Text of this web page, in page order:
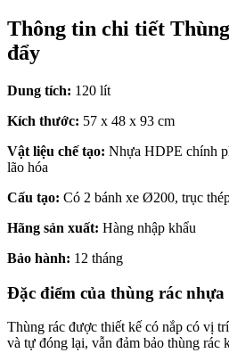
Thông tin chi tiết
đẩy
Dung tích: 120 lít
Kích thước: 57 x 48 x 93 cm
Vật liệu chế tạo: Nhựa HDPE chính
lão hóa
Cấu tạo: Có 2 bánh xe Ø200, trục
Hãng sản xuất: Hàng nhập khẩu
Bảo hành: 12 tháng
Đặc điểm của thùng rác
Thùng rác được thiết kế có nắp có vị
và tự đóng lại, vẫn đảm bảo thùng rác